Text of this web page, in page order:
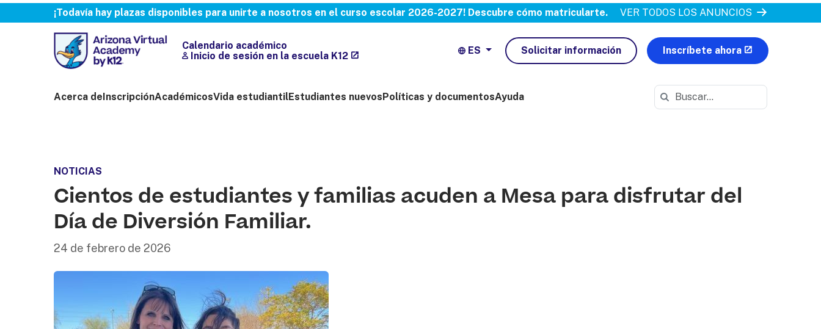
¡Todavía hay plazas disponibles para unirte a nosotros en el curso escolar 2026-2027! Descubre cómo matricularte. VER TODOS LOS ANUNCIOS
Calendario académico
Inicio de sesión en la escuela K12
ES Solicitar información Inscríbete ahora
Acerca deInscripciónAcadémicosVida estudiantilEstudiantes nuevosPolíticas y documentosAyuda Buscar en https://azva.k12.com/
NOTICIAS
Cientos de estudiantes y familias acuden a Mesa para disfrutar del
Día de Diversión Familiar.
24 de febrero de 2026